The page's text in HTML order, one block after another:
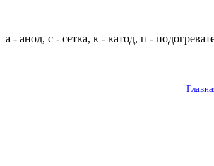
а - анод, с - сетка, к - катод, п -